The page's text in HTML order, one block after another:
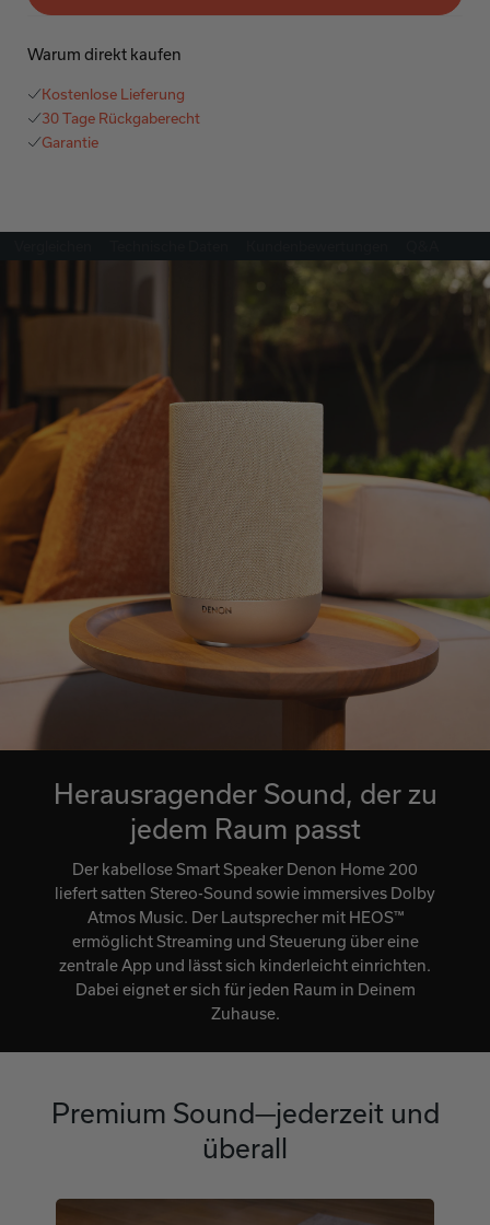
Warum direkt kaufen
Kostenlose Lieferung
30 Tage Rückgaberecht
Garantie
Herausragender Sound, der zu
jedem Raum passt
Der kabellose Smart Speaker Denon Home 200
liefert satten Stereo-Sound sowie immersives Dolby
Atmos Music. Der Lautsprecher mit HEOS™
ermöglicht Streaming und Steuerung über eine
zentrale App und lässt sich kinderleicht einrichten.
Dabei eignet er sich für jeden Raum in Deinem
Zuhause.
Premium Sound—jederzeit und
überall